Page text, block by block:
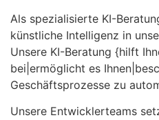
Als spezialisierte KI-
künstliche Intelligenz in
Unsere KI-Beratung {hilft
bei|ermöglicht es
Geschäftsprozesse zu
Unsere Entwicklerteams